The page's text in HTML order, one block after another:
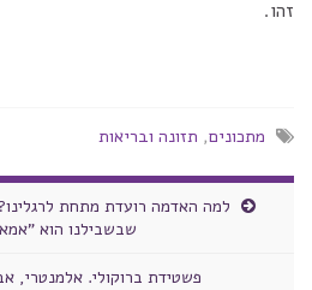
זהו.
מתכונים, תזונה ובריאות
למה האדמה רועדת מתחת
שבשבילנו הוא
פשטידת ברוקולי. אלמנטרי,